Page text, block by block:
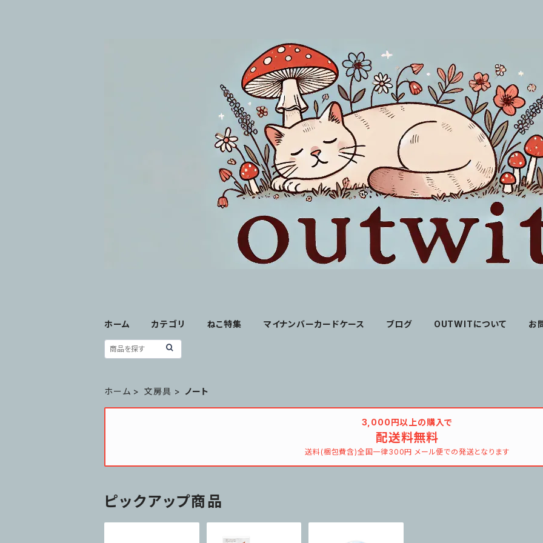
ホーム カテゴリ ねこ特集 マイナンバーカードケース ブログ OUTWITについて お
ホーム 文房具 ノート
3,000円以上の購入で
配送料無料
送料(梱包費含)全国一律300円 メール便での発送となります
ピックアップ商品